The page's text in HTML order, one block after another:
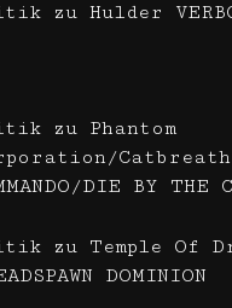
zu Hulder
zu Phantom
Catbreath
DIE BY THE
zu Temple Of
DOMINION